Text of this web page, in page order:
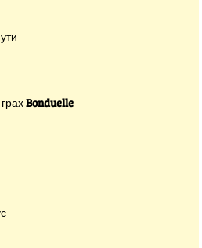
Bonduelle